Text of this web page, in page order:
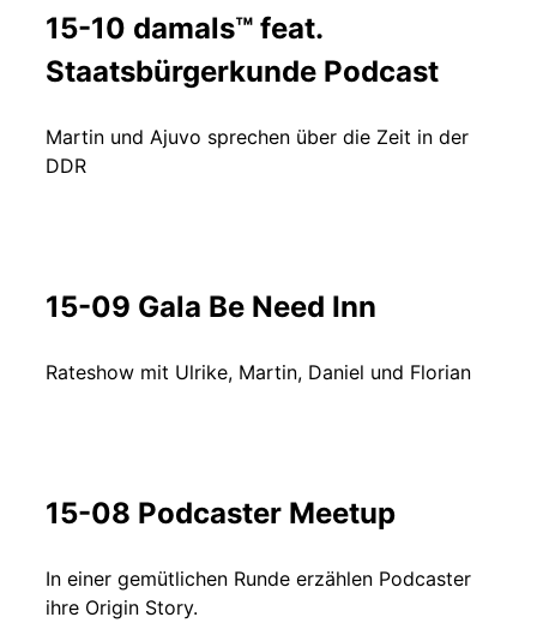
15-10 damals™ feat.
Staatsbürgerkunde Podcast
Martin und Ajuvo sprechen über die Zeit in der
DDR
15-09 Gala Be Need Inn
Rateshow mit Ulrike, Martin, Daniel und Florian
15-08 Podcaster Meetup
In einer gemütlichen Runde erzählen Podcaster
ihre Origin Story.